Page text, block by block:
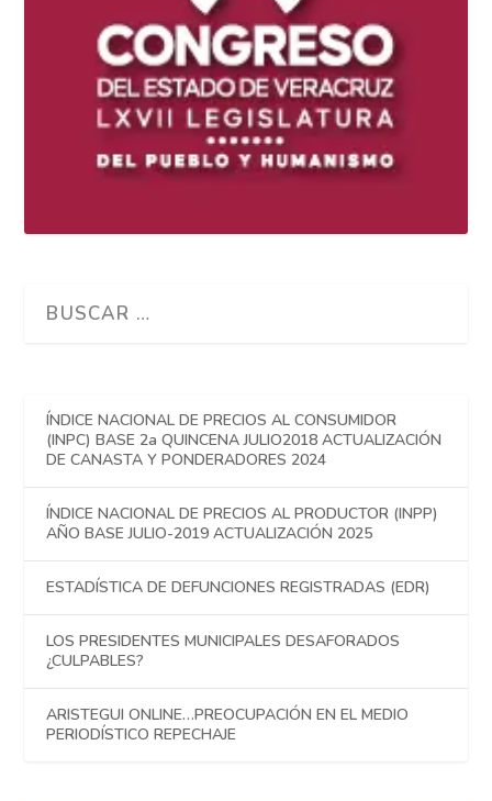
ÍNDICE NACIONAL DE PRECIOS AL CONSUMIDOR
(INPC) BASE 2a QUINCENA JULIO2018 ACTUALIZACIÓN
DE CANASTA Y PONDERADORES 2024
ÍNDICE NACIONAL DE PRECIOS AL PRODUCTOR (INPP)
AÑO BASE JULIO-2019 ACTUALIZACIÓN 2025
ESTADÍSTICA DE DEFUNCIONES REGISTRADAS (EDR)
LOS PRESIDENTES MUNICIPALES DESAFORADOS
¿CULPABLES?
ARISTEGUI ONLINE…PREOCUPACIÓN EN EL MEDIO
PERIODÍSTICO REPECHAJE